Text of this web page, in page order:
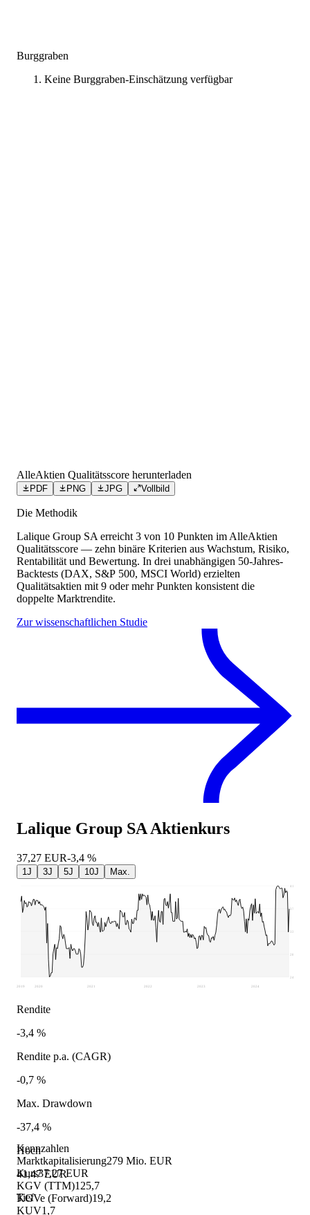
Burggraben
Keine Burggraben-Einschätzung verfügbar
Kennzahlen
Marktkapitalisierung279 Mio. EUR
Kurs37,27 EUR
KGV (TTM)125,7
KGVe (Forward)19,2
KUV1,7
AlleAktien Qualitätsscore herunterladen
PDF PNG JPG Vollbild
Die Methodik
Lalique Group SAerreicht 3 von 10 Punkten im AlleAktien
Qualitätsscore — zehn binäre Kriterien aus Wachstum, Risiko,
Rentabilität und Bewertung. In drei unabhängigen 50-Jahres-
Backtests (DAX, S&P 500, MSCI World) erzielten
Qualitätsaktien mit 9 oder mehr Punkten konsistent die
doppelte Marktrendite.
Zur wissenschaftlichen Studie
Lalique Group SA Aktienkurs
37,27 EUR-3,4 %
1J 3J 5J 10J Max.
24,8
28,97
33,14
37,3
41,47
2019 2020 2021 2022 2023 2024
Rendite
-3,4 %
Rendite p.a. (CAGR)
-0,7 %
Max. Drawdown
-37,4 %
Hoch
41,47 EUR
Tief